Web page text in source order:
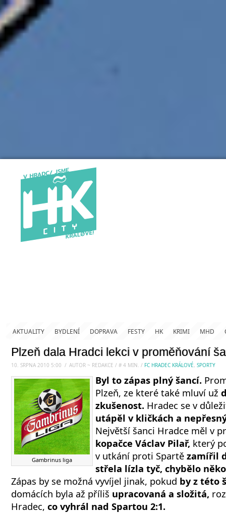
AKTUALITY BYDLENÍ DOPRAVA FESTY HK KRIMI MHD
Plzeň dala Hradci lekci v proměňování
10. SRPNA 2010 5:00 / AUTOR ~ REDAKCE / # 4 MIN. / FC HRADEC KRÁLOVÉ, SPORTY
Gambrinus liga
Byl to zápas plný šancí.
Plzeň, ze které také mluví už
zkušenost. Hradec se v
utápěl v kličkách a
Největší šanci Hradce měl v
kopačce Václav Pilař, který
v utkání proti Spartě zamířil
střela lízla tyč, chybělo
Zápas by se možná vyvíjel jinak, pokud by z této
domácích byla až příliš upracovaná a složitá,
Hradec, co vyhrál nad Spartou 2:1.